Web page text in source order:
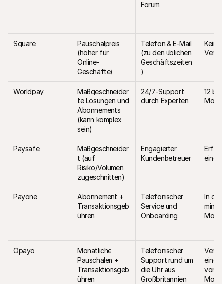
Forum
Square
Pauschalpreis
(höher für
Online-
Geschäfte)
Telefon & E-Mail
(zu den üblichen
Geschäftszeiten
)
Keine
Worldpay
Maßgeschneider
te Lösungen und
Abonnements
(kann komplex
sein)
24/7-Support
durch Experten
12 bis
Paysafe
Maßgeschneider
t (auf
Risiko/Volumen
zugeschnitten)
Engagierter
Kundenbetreuer
Payone
Abonnement +
Transaktionsgeb
ühren
Telefonischer
Service und
Onboarding
In
Opayo
Monatliche
Pauschalen +
Transaktionsgeb
ühren
Telefonischer
Support rund um
die Uhr aus
Großbritannien
einer
von